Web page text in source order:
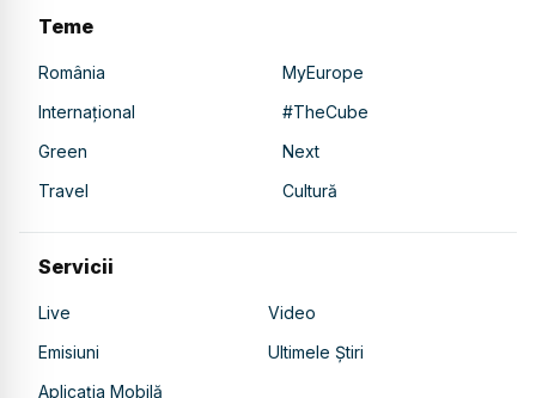
Teme
România
MyEurope
Internațional
#TheCube
Green
Next
Travel
Cultură
Servicii
Live
Video
Emisiuni
Ultimele Știri
Aplicația Mobilă